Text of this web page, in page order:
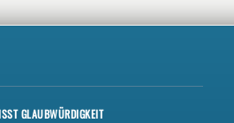
GLAUBWÜRDIGKEIT